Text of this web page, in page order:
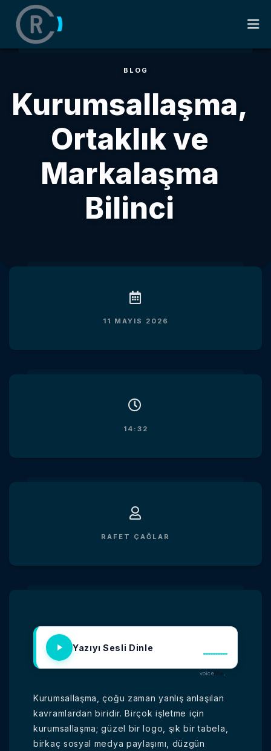
HAKKIMDA
KITAPLAR
SÖZLER
BLOG
BLOG
Kurumsallaşma,
Ortaklık ve
Markalaşma
Bilinci
11 MAYIS 2026
14:32
RAFET ÇAĞLAR
Yazıyı Sesli Dinle
voice
Kurumsallaşma, çoğu zaman yanlış anlaşılan
kavramlardan biridir. Birçok işletme için
kurumsallaşma; güzel bir logo, şık bir tabela,
birkaç sosyal medya paylaşımı, düzgün